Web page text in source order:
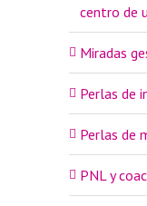
centro de
Miradas
Perlas de
Perlas de
PNL y